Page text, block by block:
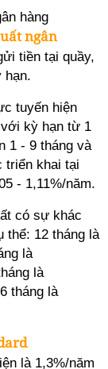
hàng
ngân
tiền tại quầy,
hạn.
tuyến hiện
với kỳ hạn từ 1
1 - 9 tháng và
triển khai tại
- 1,11%/năm.
có sự khác
thể: 12 tháng là
là
là
tháng là
là 1,3%/năm